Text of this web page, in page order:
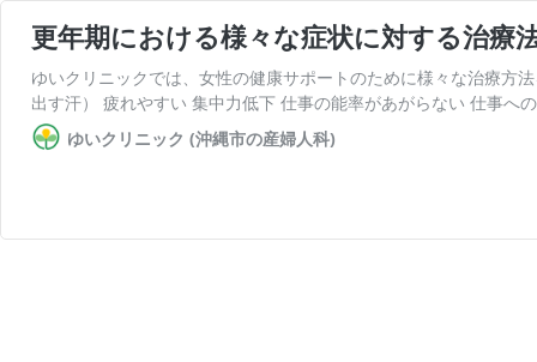
更年期における様々な症状に対する治療
ゆいクリニックでは、女性の健康サポートのために様々な治療方
出す汗） 疲れやすい 集中力低下 仕事の能率があがらない 仕事へ
ゆいクリニック (沖縄市の産婦人科)